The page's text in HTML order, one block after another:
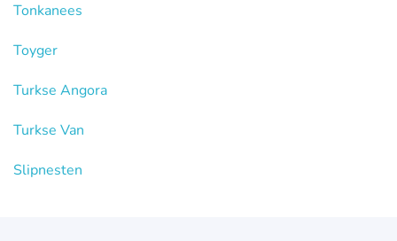
Tonkanees
Toyger
Turkse Angora
Turkse Van
Slipnesten